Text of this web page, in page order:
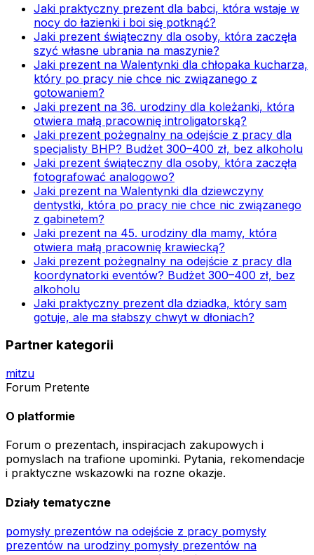
Jaki praktyczny prezent dla babci, która wstaje w
nocy do łazienki i boi się potknąć?
Jaki prezent świąteczny dla osoby, która zaczęła
szyć własne ubrania na maszynie?
Jaki prezent na Walentynki dla chłopaka kucharza,
który po pracy nie chce nic związanego z
gotowaniem?
Jaki prezent na 36. urodziny dla koleżanki, która
otwiera małą pracownię introligatorską?
Jaki prezent pożegnalny na odejście z pracy dla
specjalisty BHP? Budżet 300–400 zł, bez alkoholu
Jaki prezent świąteczny dla osoby, która zaczęła
fotografować analogowo?
Jaki prezent na Walentynki dla dziewczyny
dentystki, która po pracy nie chce nic związanego
z gabinetem?
Jaki prezent na 45. urodziny dla mamy, która
otwiera małą pracownię krawiecką?
Jaki prezent pożegnalny na odejście z pracy dla
koordynatorki eventów? Budżet 300–400 zł, bez
alkoholu
Jaki praktyczny prezent dla dziadka, który sam
gotuje, ale ma słabszy chwyt w dłoniach?
Partner kategorii
mitzu
Forum Pretente
O platformie
Forum o prezentach, inspiracjach zakupowych i
pomyslach na trafione upominki. Pytania, rekomendacje
i praktyczne wskazowki na rozne okazje.
Działy tematyczne
pomysły prezentów na odejście z pracy pomysły
prezentów na urodziny pomysły prezentów na